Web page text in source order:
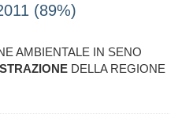
(89%)
AMBIENTALE IN SENO
DELLA REGIONE